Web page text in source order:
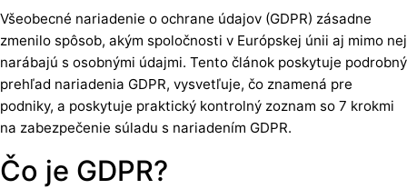
Všeobecné nariadenie o ochrane údajov (GDPR) zásadne
zmenilo spôsob, akým spoločnosti v Európskej únii aj mimo nej
narábajú s osobnými údajmi. Tento článok poskytuje podrobný
prehľad nariadenia GDPR, vysvetľuje, čo znamená pre
podniky, a poskytuje praktický kontrolný zoznam so 7 krokmi
na zabezpečenie súladu s nariadením GDPR.
Čo je GDPR?